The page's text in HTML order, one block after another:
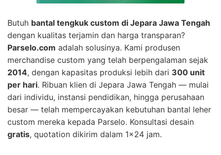
Butuh bantal tengkuk custom di Jepara Jawa Tengah
dengan kualitas terjamin dan harga transparan?
Parselo.com adalah solusinya. Kami produsen
merchandise custom yang telah berpengalaman sejak
2014, dengan kapasitas produksi lebih dari 300 unit
per hari. Ribuan klien di Jepara Jawa Tengah — mulai
dari individu, instansi pendidikan, hingga perusahaan
besar — telah mempercayakan kebutuhan bantal leher
custom mereka kepada Parselo. Konsultasi desain
gratis, quotation dikirim dalam 1×24 jam.